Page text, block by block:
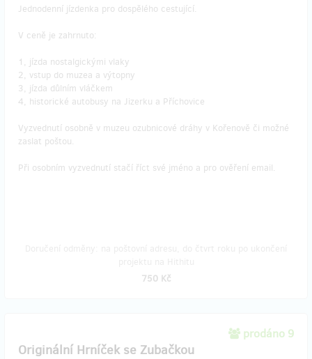
Jednodenní jízdenka pro dospělého cestující.
V ceně je zahrnuto:
1, jízda nostalgickými vlaky
2, vstup do muzea a výtopny
3, jízda důlním vláčkem
4, historické autobusy na Jizerku a Příchovice
Vyzvednutí osobně v muzeu ozubnicové dráhy v Kořenově či možné
zaslat poštou.
Při osobním vyzvednutí stačí říct své jméno a pro ověření email.
750 Kč
prodáno 9
Originální Hrníček se Zubačkou